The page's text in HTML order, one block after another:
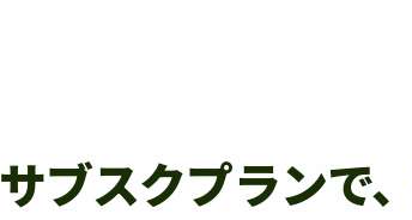
サブスクプランで、